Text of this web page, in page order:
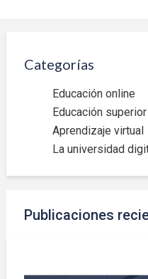
Categorías
Educación online
Educación superior
Aprendizaje virtual
La universidad
Publicaciones